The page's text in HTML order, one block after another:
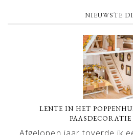
NIEUWSTE
LENTE IN HET